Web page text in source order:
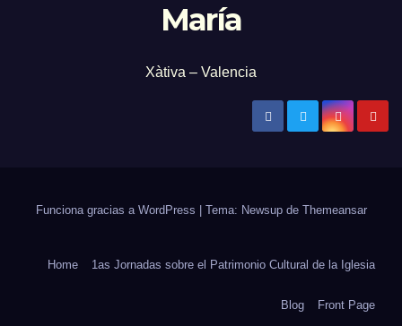
María
Xàtiva – Valencia
Funciona gracias a WordPress Tema: Newsup de Themeansar
Home 1as Jornadas sobre el Patrimonio Cultural de la Iglesia
Blog Front Page